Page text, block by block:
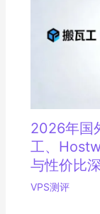
2026年国
工、
与性价比
VPS测评